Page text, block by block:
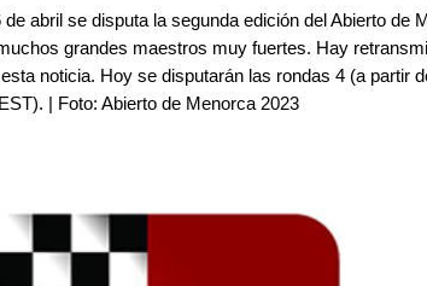
abril se disputa la segunda edición del Abierto de
grandes maestros muy fuertes. Hay
noticia. Hoy se disputarán las rondas 4 (a partir
| Foto: Abierto de Menorca 2023